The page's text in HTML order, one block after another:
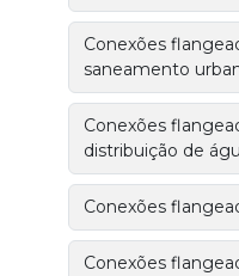
Conexões
saneamento
Conexões
distribuição de
Conexões
Conexões